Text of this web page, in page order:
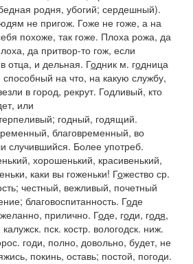
родня, убогий; сердешный).
не пригож. Гоже не гоже, а на
похоже, так гоже. Плоха рожа, да
да притвор-то гож, если
отца, и дельная. Годник м. годница
на что, на какую службу,
в город, рекрут. Годливый, кто
или
годный, годящий.
благовременный, во
случившийся. Более употреб.
, хорошенький, красивенький,
каки вы гоженьки! Гожество ср.
честный, вежливый, почетный
благовоспитанность. Годе
прилично. Годе, годи, годя,
пск. костр. вологодск. ниж.
годи, полно, довольно, будет, не
покинь, оставь; постой, погоди.